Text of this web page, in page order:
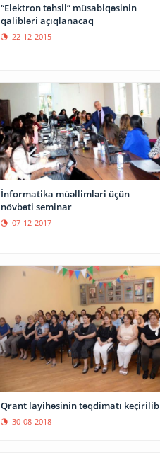
“Elektron təhsil” müsabiqəsinin
qalibləri açıqlanacaq
22-12-2015
İnformatika müəllimləri üçün
növbəti seminar
07-12-2017
Qrant layihəsinin təqdimatı keçirilib
30-08-2018